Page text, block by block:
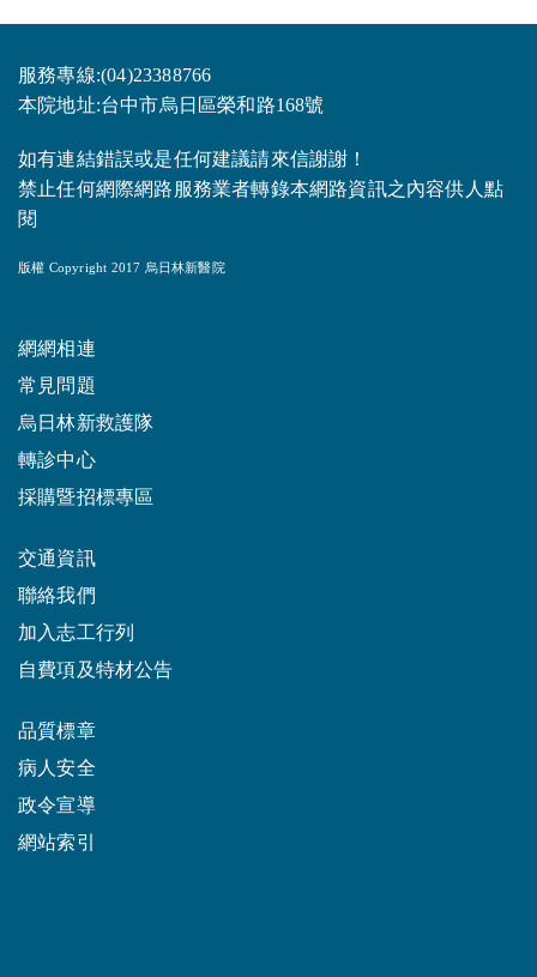
服務專線:(04)23388766
本院地址:台中市烏日區榮和路168號
如有連結錯誤或是任何建議請來信謝謝！
禁止任何網際網路服務業者轉錄本網路資訊之內容供人點
閱
版權 Copyright 2017 烏日林新醫院
網網相連
常見問題
烏日林新救護隊
轉診中心
採購暨招標專區
交通資訊
聯絡我們
加入志工行列
自費項及特材公告
品質標章
病人安全
政令宣導
網站索引